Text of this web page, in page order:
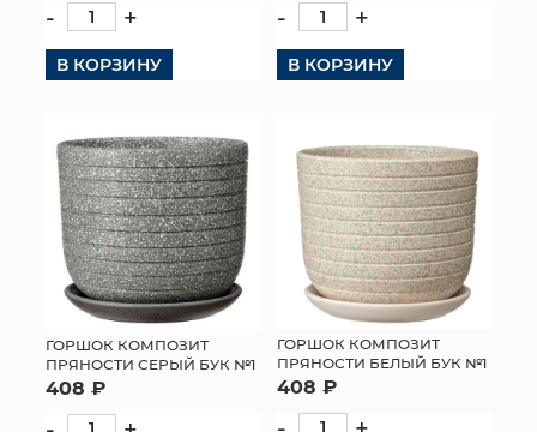
- +
В КОРЗИНУ
- +
В КОРЗИНУ
ГОРШОК КОМПОЗИТ
ПРЯНОСТИ СЕРЫЙ БУК №1
408 ₽
ГОРШОК КОМПОЗИТ
ПРЯНОСТИ БЕЛЫЙ БУК №1
408 ₽